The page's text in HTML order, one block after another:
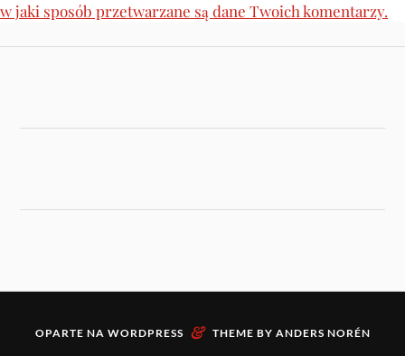
w jaki sposób przetwarzane są dane Twoich komentarzy.
OPARTE NA WORDPRESS & THEME BY ANDERS NORÉN